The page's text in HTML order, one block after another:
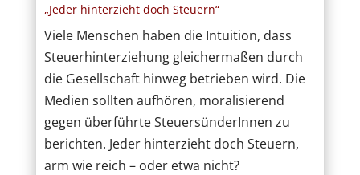
„Jeder hinterzieht doch Steuern“
Viele Menschen haben die Intuition, dass
Steuerhinterziehung gleichermaßen durch
die Gesellschaft hinweg betrieben wird. Die
Medien sollten aufhören, moralisierend
gegen überführte SteuersünderInnen zu
berichten. Jeder hinterzieht doch Steuern,
arm wie reich – oder etwa nicht?